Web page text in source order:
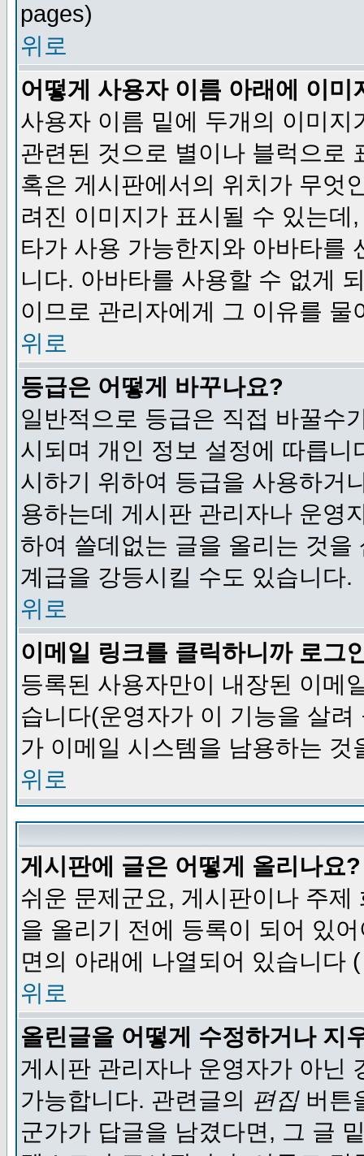
pages)
위로
어떻게 사용자 이름 아래에 이미
사용자 이름 밑에 두개의 이미
관련된 것으로 별이나 블럭으로
혹은 게시판에서의 위치가 무엇
려진 이미지가 표시될 수 있는
타가 사용 가능한지와 아바타를
니다. 아바타를 사용할 수 없게
이므로 관리자에게 그 이유를 물
위로
등급은 어떻게 바꾸나요?
일반적으로 등급은 직접 바꿀수
시되며 개인 정보 설정에 따릅
시하기 위하여 등급을 사용하거
용하는데 게시판 관리자나 운영
하여 쓸데없는 글을 올리는 것
계급을 강등시킬 수도 있습니다.
위로
이메일 링크를 클릭하니까 로그
등록된 사용자만이 내장된 이메
습니다(운영자가 이 기능을 살
가 이메일 시스템을 남용하는 것
위로
게시판에 글은 어떻게 올리나요?
쉬운 문제군요, 게시판이나 주
을 올리기 전에 등록이 되어 있
면의 아래에 나열되어 있습니다 (
위로
올린글을 어떻게 수정하거나 지
게시판 관리자나 운영자가 아닌
가능합니다. 관련글의 편집버튼
군가가 답글을 남겼다면, 그 글